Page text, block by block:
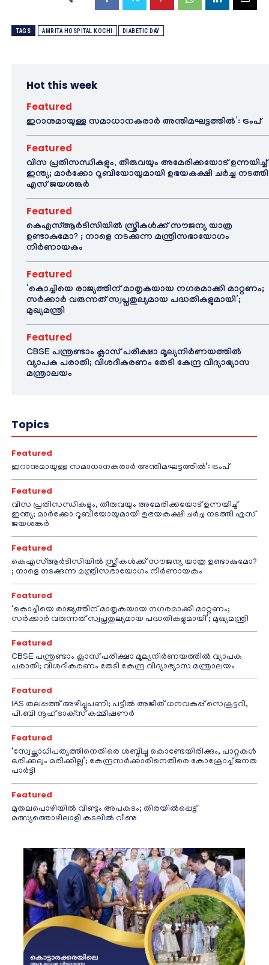
TAGS AMRITA HOSPITAL KOCHI DIABETIC DAY
Hot this week
Featured
ഇറാനുമായുള്ള സമാധാനകരാർ അന്തിമഘട്ടത്തിൽ‌’: ട്രംപ്
Featured
വിസ പ്രതിസന്ധികളും, തീരുവയും അമേരിക്കയോട് ഉന്നയിച്ച്
ഇന്ത്യ; മാർക്കോ റൂബിയോയുമായി ഉഭയകക്ഷി ചർച്ച നടത്തി
എസ് ജയശങ്കർ
Featured
കെഎസ്ആർടിസിയിൽ സ്ത്രീകൾക്ക് സൗജന്യ യാത്ര
ഉണ്ടാകുമോ? ; നാളെ നടക്കുന്ന മന്ത്രിസഭായോഗം
നിർണായകം
Featured
‘കൊച്ചിയെ രാജ്യത്തിന് മാതൃകയായ നഗരമാക്കി മാറ്റണം;
സർക്കാർ വരുന്നത് സ്വപ്നതുല്യമായ പദ്ധതികളുമായി’;
മുഖ്യമന്ത്രി
Featured
CBSE പന്ത്രണ്ടാം ക്ലാസ് പരീക്ഷാ മൂല്യനിർണയത്തിൽ
വ്യാപക പരാതി; വിശദീകരണം തേടി കേന്ദ്ര വിദ്യാഭ്യാസ
മന്ത്രാലയം
Topics
Featured
ഇറാനുമായുള്ള സമാധാനകരാർ അന്തിമഘട്ടത്തിൽ‌’: ട്രംപ്
Featured
വിസ പ്രതിസന്ധികളും, തീരുവയും അമേരിക്കയോട് ഉന്നയിച്ച്
ഇന്ത്യ; മാർക്കോ റൂബിയോയുമായി ഉഭയകക്ഷി ചർച്ച നടത്തി എസ്
ജയശങ്കർ
Featured
കെഎസ്ആർടിസിയിൽ സ്ത്രീകൾക്ക് സൗജന്യ യാത്ര ഉണ്ടാകുമോ?
; നാളെ നടക്കുന്ന മന്ത്രിസഭായോഗം നിർണായകം
Featured
‘കൊച്ചിയെ രാജ്യത്തിന് മാതൃകയായ നഗരമാക്കി മാറ്റണം;
സർക്കാർ വരുന്നത് സ്വപ്നതുല്യമായ പദ്ധതികളുമായി’; മുഖ്യമന്ത്രി
Featured
CBSE പന്ത്രണ്ടാം ക്ലാസ് പരീക്ഷാ മൂല്യനിർണയത്തിൽ വ്യാപക
പരാതി; വിശദീകരണം തേടി കേന്ദ്ര വിദ്യാഭ്യാസ മന്ത്രാലയം
Featured
IAS തലപ്പത്ത് അഴിച്ചുപണി; പട്ടീല്‍ അജിത് ധനവകുപ്പ് സെക്രട്ടറി,
പി.ബി നൂഹ് ടാക്‌സ് കമ്മീഷണര്‍
Featured
‘സ്വേച്ഛാധിപത്യത്തിനെതിരെ ശബ്ദിച്ചു കൊണ്ടേയിരിക്കും, പാറ്റകൾ
ഒരിക്കലും മരിക്കില്ല’; കേന്ദ്രസർക്കാരിനെതിരെ കോക്രോച്ച് ജനത
പാർട്ടി
Featured
മുതലപൊഴിയിൽ വീണ്ടും അപകടം; തിരയിൽപ്പെട്ട്
മത്സ്യത്തൊഴിലാളി കടലിൽ വീണു